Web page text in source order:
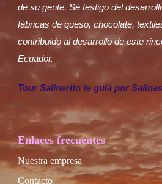
de su gente. Sé testigo del
fábricas de queso, chocolate,
contribuido al desarrollo de este
Ecuador.
Tour Salinerito te guia por
Enlaces frecuentes
Nuestra empresa
Contacto